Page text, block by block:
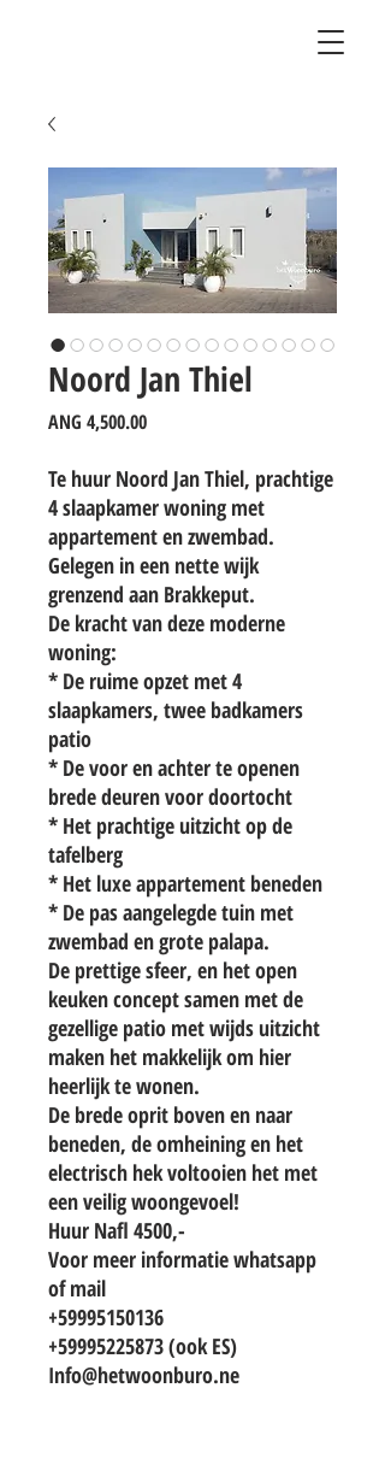
Noord Jan Thiel
ANG 4,500.00Price
Te huur Noord Jan Thiel, prachtige
4 slaapkamer woning met
appartement en zwembad.
Gelegen in een nette wijk
grenzend aan Brakkeput.
De kracht van deze moderne
woning:
* De ruime opzet met 4
slaapkamers, twee badkamers
patio
* De voor en achter te openen
brede deuren voor doortocht
* Het prachtige uitzicht op de
tafelberg
* Het luxe appartement beneden
* De pas aangelegde tuin met
zwembad en grote palapa.
De prettige sfeer, en het open
keuken concept samen met de
gezellige patio met wijds uitzicht
maken het makkelijk om hier
heerlijk te wonen.
De brede oprit boven en naar
beneden, de omheining en het
electrisch hek voltooien het met
een veilig woongevoel!
Huur Nafl 4500,-
Voor meer informatie whatsapp
of mail
+59995150136
+59995225873 (ook ES)
Info@hetwoonburo.ne